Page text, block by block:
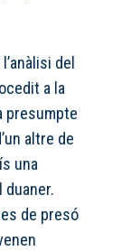
del
a la
presumpte
altre de
una
de presó